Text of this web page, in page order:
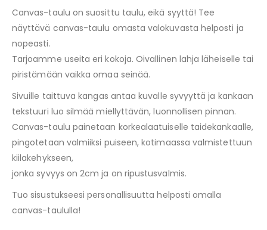
Canvas-taulu on suosittu taulu, eikä syyttä! Tee
näyttävä canvas-taulu omasta valokuvasta helposti ja
nopeasti.
Tarjoamme useita eri kokoja. Oivallinen lahja läheiselle tai
piristämään vaikka omaa seinää.
Sivuille taittuva kangas antaa kuvalle syvyyttä ja kankaan
tekstuuri luo silmää miellyttävän, luonnollisen pinnan.
Canvas-taulu painetaan korkealaatuiselle taidekankaalle,
pingotetaan valmiiksi puiseen, kotimaassa valmistettuun
kiilakehykseen,
jonka syvyys on 2cm ja on ripustusvalmis.
Tuo sisustukseesi personallisuutta helposti omalla
canvas-taululla!